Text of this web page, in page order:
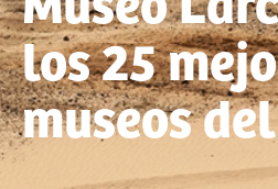
los 25
museos